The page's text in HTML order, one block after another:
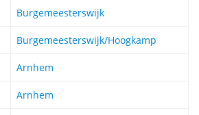
Burgemeesterswijk
Burgemeesterswijk/Hoogkamp
Arnhem
Arnhem